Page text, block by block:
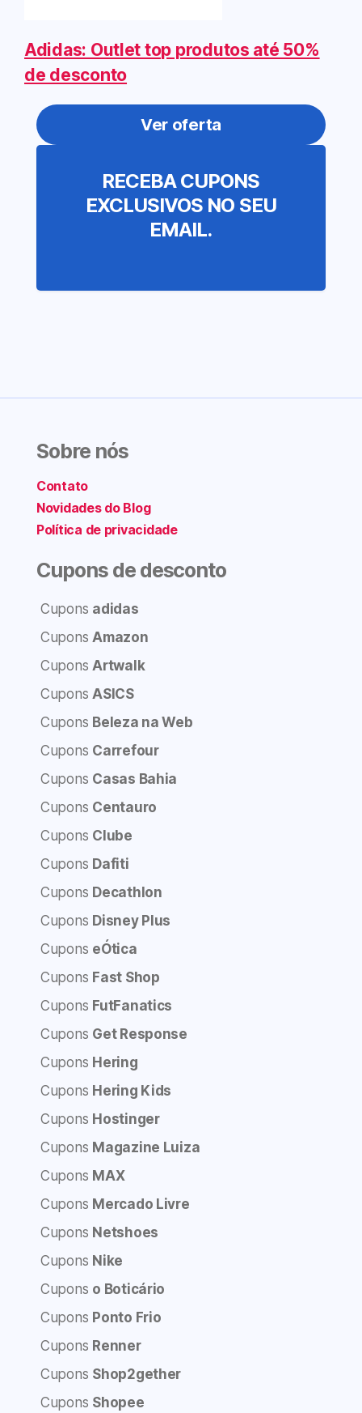
Adidas: Outlet top produtos até 50%
de desconto
Ver oferta
RECEBA CUPONS
EXCLUSIVOS NO SEU
EMAIL.
Sobre nós
Contato
Novidades do Blog
Política de privacidade
Cupons de desconto
Cupons adidas
Cupons Amazon
Cupons Artwalk
Cupons ASICS
Cupons Beleza na Web
Cupons Carrefour
Cupons Casas Bahia
Cupons Centauro
Cupons Clube
Cupons Dafiti
Cupons Decathlon
Cupons Disney Plus
Cupons eÓtica
Cupons Fast Shop
Cupons FutFanatics
Cupons Get Response
Cupons Hering
Cupons Hering Kids
Cupons Hostinger
Cupons Magazine Luiza
Cupons MAX
Cupons Mercado Livre
Cupons Netshoes
Cupons Nike
Cupons o Boticário
Cupons Ponto Frio
Cupons Renner
Cupons Shop2gether
Cupons Shopee